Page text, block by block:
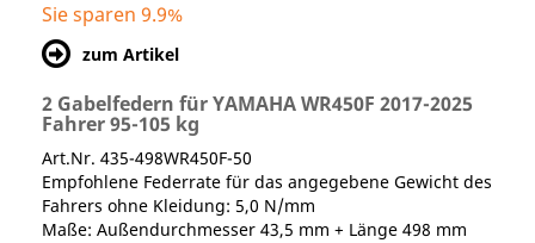
Sie sparen 9.9%
zum Artikel
2 Gabelfedern für YAMAHA WR450F 2017-2025
Fahrer 95-105 kg
Art.Nr. 435-498WR450F-50
Empfohlene Federrate für das angegebene Gewicht des
Fahrers ohne Kleidung: 5,0 N/mm
Maße: Außendurchmesser 43,5 mm + Länge 498 mm